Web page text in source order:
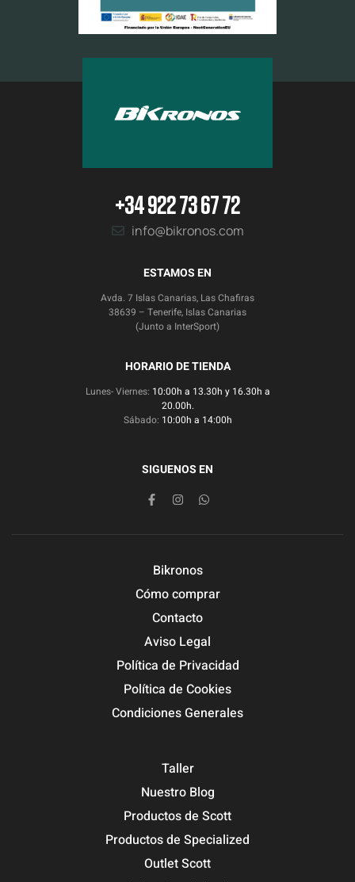
+34 922 73 67 72
info@bikronos.com
ESTAMOS EN
Avda. 7 Islas Canarias, Las Chafiras
38639 – Tenerife, Islas Canarias
(Junto a InterSport)
HORARIO DE TIENDA
Lunes- Viernes: 10:00h a 13.30h y 16.30h a
20.00h.
Sábado: 10:00h a 14:00h
SIGUENOS EN
Bikronos
Cómo comprar
Contacto
Aviso Legal
Política de Privacidad
Política de Cookies
Condiciones Generales
Taller
Nuestro Blog
Productos de Scott
Productos de Specialized
Outlet Scott